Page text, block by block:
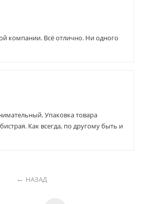
компании. Всё отлично. Ни одного
Упаковка товара
Как всегда, по другому быть и
НАЗАД